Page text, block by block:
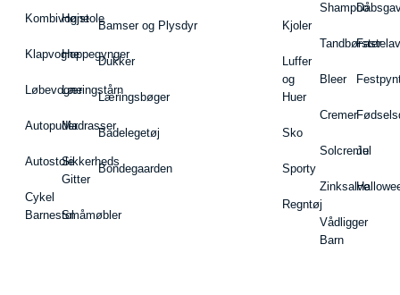
Kombivogne
Klapvogne
Løbevogne
Autopuder
Autostole
Cykel
Barnestol
Højstole
Hoppegynger
Læringstårn
Madrasser
Sikkerheds
Gitter
Småmøbler
Bamser og Plysdyr
Dukker
Læringsbøger
Badelegetøj
Bondegaarden
Kjoler
Luffer
og
Huer
Sko
Sporty
Regntøj
Shampoo
Tandbørster
Bleer
Cremer
Solcreme
Zinksalve
Vådligger
Barn
Jul